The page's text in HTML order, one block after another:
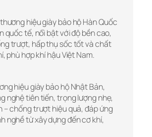
hiệu giày bảo hộ Hàn Quốc
quốc tế, nổi bật với độ bền cao,
trượt, hấp thụ sốc tốt và chất
phù hợp khí hậu Việt Nam.
hiệu giày bảo hộ Nhật Bản,
nghệ tiên tiến, trọng lượng nhẹ,
– chống trượt hiệu quả, đáp ứng
nghề từ xây dựng đến cơ khí,